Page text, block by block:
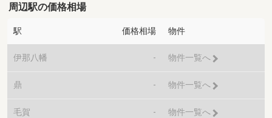
周辺駅の価格相場
駅 価格相場 物件
伊那八幡 - 物件一覧へ
鼎 - 物件一覧へ
毛賀 - 物件一覧へ